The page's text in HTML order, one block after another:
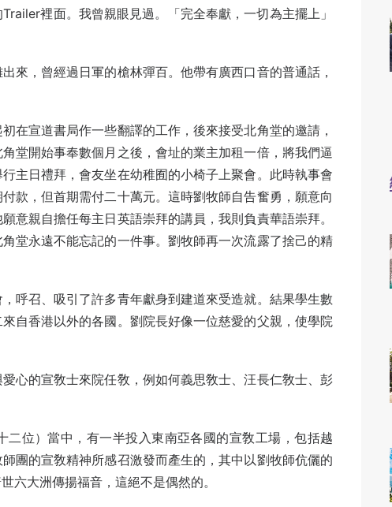
裡面。我曾親眼見過。「完全奉獻，一切為主擺上」
來，曾經過日軍的槍林彈百。他帶有廣西口音的普通話，
在宣道書局作一些翻譯的工作，後來接受北角堂的邀請，
堂開始事奉數個月之後，會址的業主加租一倍，將我們逼
主日禮拜，會友坐在幼稚囿的小椅子上聚會。此時執事會
款，但首期需付二十萬元。這時劉牧師自告奮勇，願意向
意親自擔任每主日英語崇拜的講員，我則負責華語崇拜。
堂永遠不能忘記的一件事。劉牧師再一次流露了捨己的精
呼召、吸引了許多青年獻身到建道來受造就。結果學生數
自香港以外的各國。劉院長好像一位慈愛的父親，使學院
心的宣敎士來院任敎，例如何義思敎士、汪長仁敎士、彭
位）當中，有一半投入東南亞各國的宣敎工場，包括越
團的宣敎精神所感召激發而產生的，其中以劉牧師伉儷的
六大洲傳揚福音，這絕不是偶然的。